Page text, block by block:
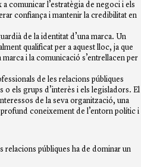
comunicar l’estratègia de negoci i els
confiança i mantenir la credibilitat en
de la identitat d’una marca. Un
qualificat per a aquest lloc, ja que
i la comunicació s’entrellacen per
de les relacions públiques
o els grups d’interès i els legisladors. El
de la seva organització, una
coneixement de l’entorn polític i
relacions públiques ha de dominar un